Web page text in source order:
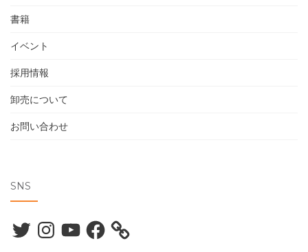
書籍
イベント
採用情報
卸売について
お問い合わせ
SNS
TwitterInstagramYouTubeFacebook